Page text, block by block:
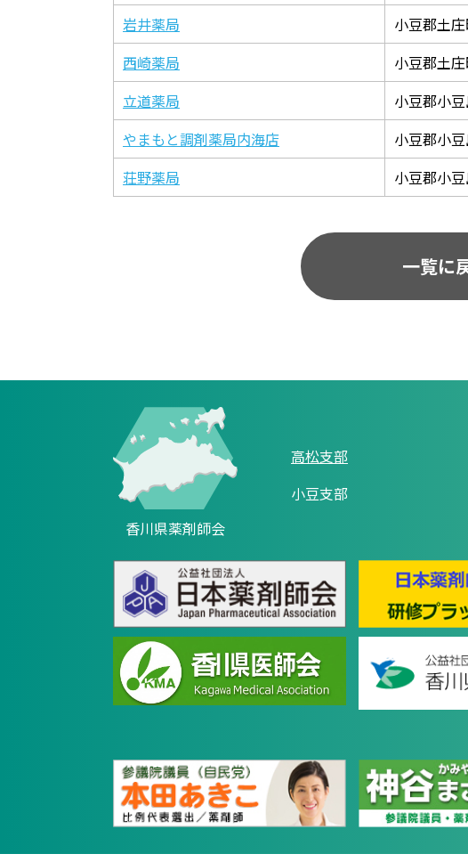
岩井薬局
小豆郡土
西崎薬局
小豆郡土
立道薬局
小豆郡小
やまもと調剤薬局内海店
小豆郡小
荘野薬局
小豆郡小
一覧に
香川県薬剤師会
高松支部
小豆支部